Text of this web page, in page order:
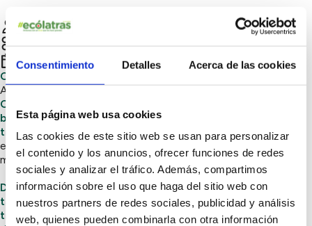
Consentimiento Detalles Acerca de las cookies
Esta página web usa cookies
Las cookies de este sitio web se usan para personalizar
el contenido y los anuncios, ofrecer funciones de redes
sociales y analizar el tráfico. Además, compartimos
información sobre el uso que haga del sitio web con
nuestros partners de redes sociales, publicidad y análisis
web, quienes pueden combinarla con otra información
Ayúdame3D
Soluciones circulares, Innovación sostenible
1 trimestre 2026
Circular3D
Ayúdame3D que convierte plástico que ya no sirve en
Chemobox
bolsas de quimioterapia de niños y niñas durante su
tratamiento.Están diseñadas con colores y personajes
elegidos por cada niño o niña, transformando algo frío y
médico en algo más amable y cercano.
Detrás de cada Chemobox hay plástico reciclado, pero
también hay un niño o una niña enfrentándose a un
tratamiento duro y largo. Gracias a estas cajas, el suero